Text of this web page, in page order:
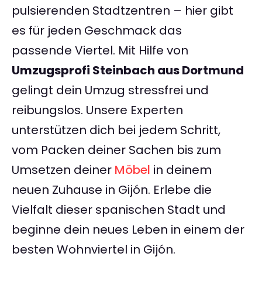
pulsierenden Stadtzentren – hier gibt
es für jeden Geschmack das
passende Viertel. Mit Hilfe von
Umzugsprofi Steinbach aus Dortmund
gelingt dein Umzug stressfrei und
reibungslos. Unsere Experten
unterstützen dich bei jedem Schritt,
vom Packen deiner Sachen bis zum
Umsetzen deiner Möbel in deinem
neuen Zuhause in Gijón. Erlebe die
Vielfalt dieser spanischen Stadt und
beginne dein neues Leben in einem der
besten Wohnviertel in Gijón.